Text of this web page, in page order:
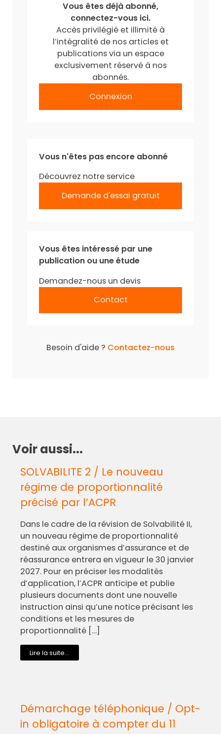
Vous êtes déjà abonné,
connectez-vous ici.
Accès privilégié et illimité à
l’intégralité de nos articles et
publications via un espace
exclusivement réservé à nos
abonnés.
Connexion
Vous n'êtes pas encore abonné
Découvrez notre service
Demande d'essai gratuit
Vous êtes intéressé par une
publication ou une étude
Demandez-nous un devis
Contact
Besoin d'aide ? Contactez-nous
Voir aussi...
SOLVABILITE 2 / Le nouveau
régime de proportionnalité
précisé par l’ACPR
Dans le cadre de la révision de Solvabilité II,
un nouveau régime de proportionnalité
destiné aux organismes d’assurance et de
réassurance entrera en vigueur le 30 janvier
2027. Pour en préciser les modalités
d’application, l’ACPR anticipe et publie
plusieurs documents dont une nouvelle
instruction ainsi qu’une notice précisant les
conditions et les mesures de
proportionnalité […]
Lire la suite...
Démarchage téléphonique / Opt-
in obligatoire à compter du 11